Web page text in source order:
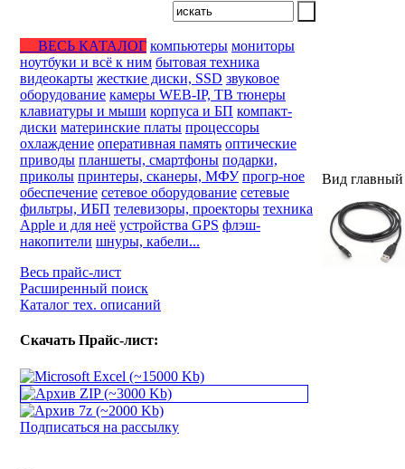
ВЕСЬ КАТАЛОГ компьютеры мониторы
ноутбуки и всё к ним бытовая техника
видеокарты жесткие диски, SSD звуковое
оборудование камеры WEB-IP, ТВ тюнеры
клавиатуры и мыши корпуса и БП компакт-
диски материнские платы процессоры
охлаждение оперативная память оптические
приводы планшеты, смартфоны подарки,
приколы принтеры, сканеры, МФУ прогр-ное
обеспечение сетевое оборудование сетевые
фильтры, ИБП телевизоры, проекторы техника
Apple и для неё устройства GPS флэш-
накопители шнуры, кабели...
Весь прайс-лист
Расширенный поиск
Каталог тех. описаний
Скачать Прайс-лист:
Подписаться на рассылку
Вид главный